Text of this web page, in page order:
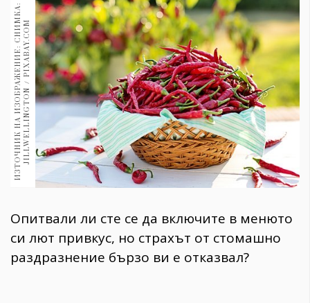
Книги 1188
30+ 1970
Гурме 1709
Пътувай
237
Здраве 389
Gentlemen
382
Wellness
И
З
Т
О
Ч
Н
И
К
Н
А
И
З
О
Б
Р
А
Ж
Е
Н
И
Е
:
С
Н
И
М
К
А
:
J
I
L
L
W
E
L
L
I
N
G
T
O
N
/
P
I
X
A
B
A
Y
.
C
OM
Опитвали ли сте се да включите в менюто
си лют привкус, но страхът от стомашно
раздразнение бързо ви е отказвал?